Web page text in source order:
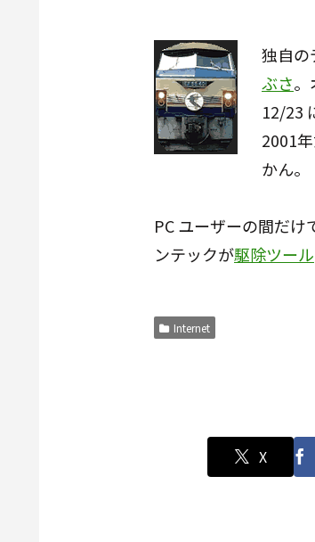
独自の
ぶさ
12/23
2001
かん。
PC ユーザーの間だけ
ンテックが駆除ツール
Internet
X